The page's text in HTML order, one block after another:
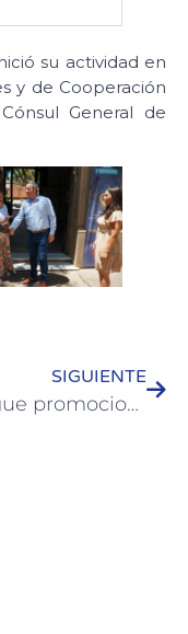
su actividad en
y de Cooperación
General de
SIGUIENTE
Se sigue promocionando el Destino Colón con distintos influencers